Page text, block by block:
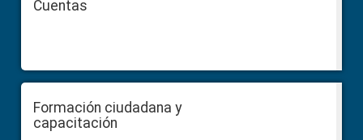
Cuentas
Formación ciudadana y
capacitación